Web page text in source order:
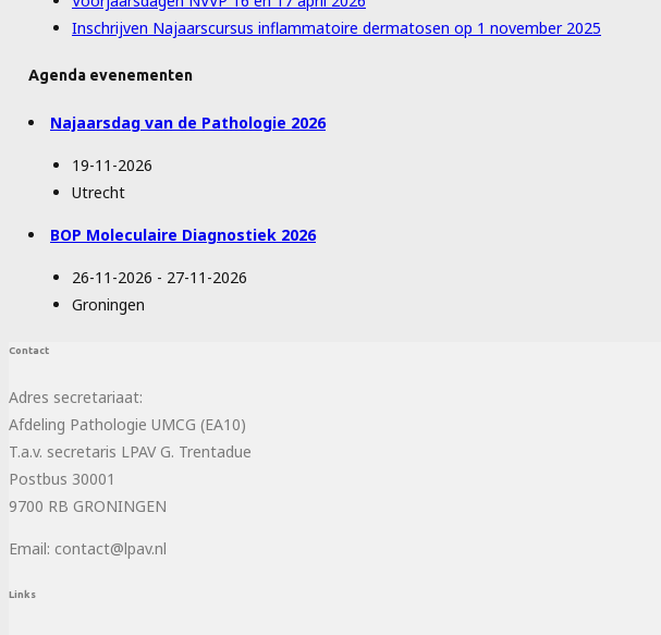
Inschrijven Najaarscursus inflammatoire dermatosen op 1 november 2025
Agenda evenementen
Najaarsdag van de Pathologie 2026
19-11-2026
Utrecht
BOP Moleculaire Diagnostiek 2026
26-11-2026 - 27-11-2026
Groningen
Contact
Adres secretariaat:
Afdeling Pathologie UMCG (EA10)
T.a.v. secretaris LPAV G. Trentadue
Postbus 30001
9700 RB GRONINGEN
Email: contact@lpav.nl
Links